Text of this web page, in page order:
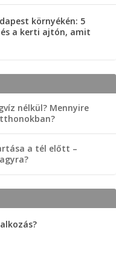
környékén: 5
a kerti ajtón, amit
nélkül? Mennyire
a tél előtt –